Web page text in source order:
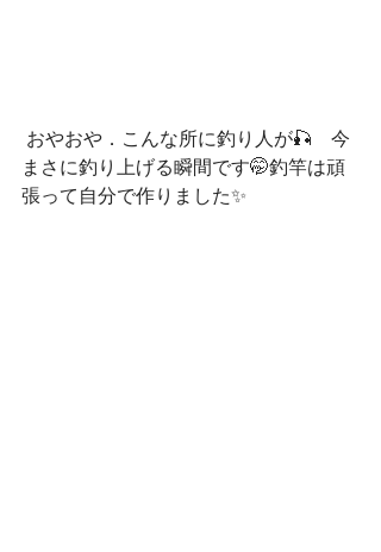
まさに釣り上げる瞬間です🤭釣竿は頑
張って自分で作りました✨